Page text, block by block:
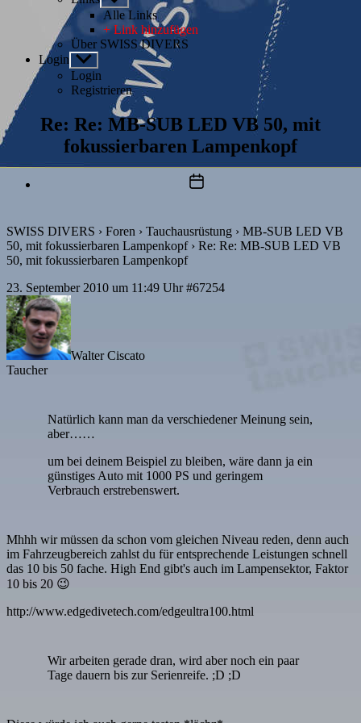
anzeigen
Alle Links
+ Link hinzufügen
Über SWISS DIVERS
Login Untermenü
anzeigen
Login
Registrieren
Re: Re: MB-SUB LED VB 50, mit
fokussierbaren Lampenkopf
Beitragsdatum
SWISS DIVERS › Foren › Tauchausrüstung › MB-SUB LED VB
50, mit fokussierbaren Lampenkopf › Re: Re: MB-SUB LED VB
50, mit fokussierbaren Lampenkopf
23. September 2010 um 11:49 Uhr #67254
Walter Ciscato
Taucher
Natürlich kann man da verschiedener Meinung sein,
aber……
um bei deinem Beispiel zu bleiben, wäre dann ja ein
günstiges Auto mit 1000 PS und geringem
Verbrauch erstrebenswert.
Mhhh wir müssen da schon vom gleichen Niveau reden, denn auch
im Fahrzeugbereich zahlst du für entsprechende Leistungen schnell
das 10 bis 50 fache. High End gibt's auch im Lampensektor, Faktor
10 bis 20 😉
http://www.edgedivetech.com/edgeultra100.html
Wir arbeiten gerade dran, wird aber noch ein paar
Tage dauern bis zur Serienreife. ;D ;D